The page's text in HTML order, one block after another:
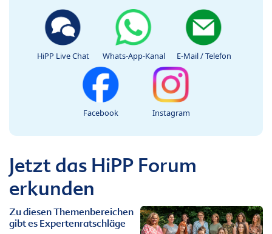
HiPP Live Chat Whats-App-Kanal E-Mail / Telefon
Facebook Instagram
Jetzt das HiPP Forum
erkunden
Zu diesen Themenbereichen
gibt es Expertenratschläge